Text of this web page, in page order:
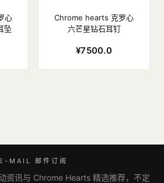
心
坠
Chrome hearts 克罗心
六芒星钻石耳钉
¥7500.0
E-MAIL 邮件订阅
资讯与 Chrome Hearts 精选推荐，不定